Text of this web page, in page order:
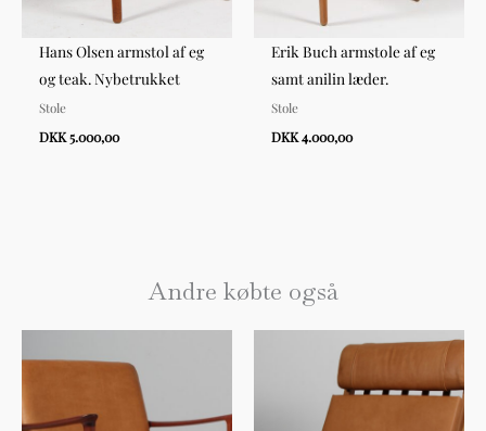
Hans Olsen armstol af eg
og teak. Nybetrukket
Stole
DKK 5.000,00
Erik Buch armstole af eg
samt anilin læder.
Stole
DKK 4.000,00
Andre købte også